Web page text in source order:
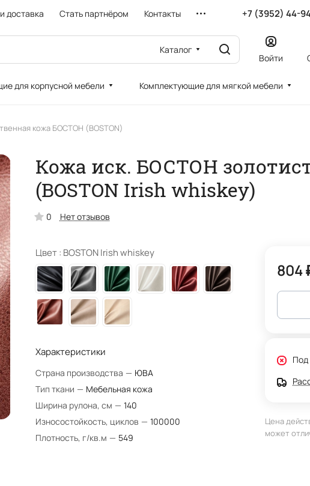
доставка Стать партнёром Контакты +7 (3952) 44-
Каталог
Войти
для корпусной мебели Комплектующие для мягкой мебели
кожа БОСТОН (BOSTON)
Кожа иск. БОСТОН
(BOSTON Irish whiskey)
0 Нет отзывов
Цвет : BOSTON Irish whiskey
Характеристики
Страна производства — ЮВА
Тип ткани — Мебельная кожа
Ширина рулона, см — 140
Износостойкость, циклов — 100000
Плотность, г/кв.м — 549
804
Под
Цена
может